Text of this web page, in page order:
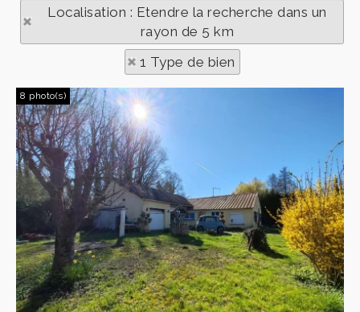
Localisation : Etendre la recherche dans un
rayon de 5 km
1 Type de bien
8 photo(s)